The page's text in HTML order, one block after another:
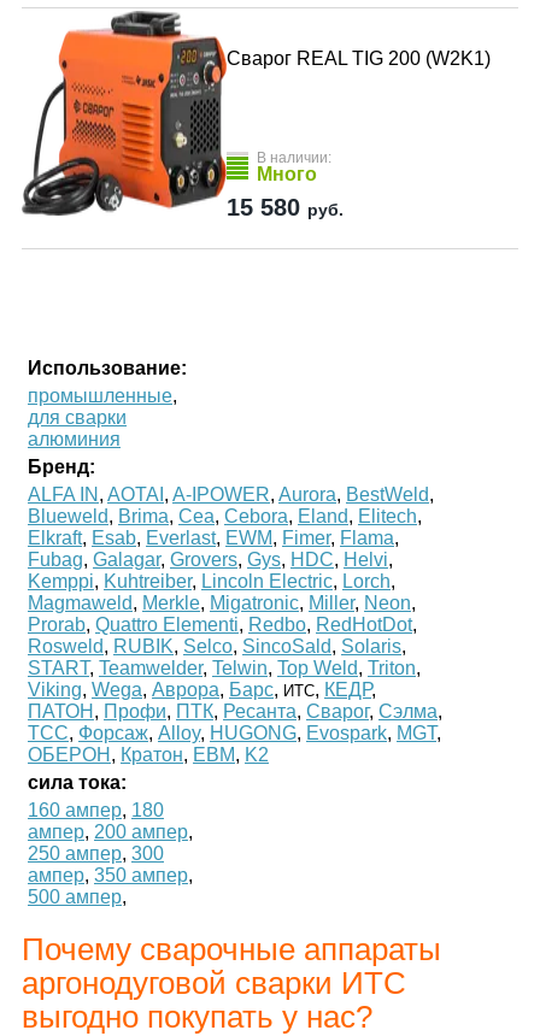
Сварог REAL TIG 200 (W2K1)
В наличии:
Много
15 580 руб.
Использование:
промышленные,
для сварки
алюминия
Бренд:
ALFA IN , AOTAI , A-IPOWER, Aurora, BestWeld,
Blueweld, Brima, Cea, Cebora, Eland, Elitech,
Elkraft, Esab, Everlast, EWM, Fimer, Flama,
Fubag, Galagar, Grovers, Gys, HDC, Helvi,
Kemppi, Kuhtreiber, Lincoln Electric, Lorch,
Magmaweld, Merkle, Migatronic, Miller, Neon,
Prorab, Quattro Elementi, Redbo, RedHotDot,
Rosweld, RUBIK, Selco, SincoSald, Solaris,
START, Teamwelder, Telwin, Top Weld, Triton,
Viking, Wega, Аврора, Барс, ИТС, КЕДР,
ПАТОН , Профи, ПТК, Ресанта, Сварог, Сэлма,
ТСС, Форсаж, Alloy, HUGONG, Evospark, MGT,
ОБЕРОН , Кратон, ЕВМ, K2
сила тока:
160 ампер, 180
ампер, 200 ампер,
250 ампер, 300
ампер, 350 ампер,
500 ампер,
Почему сварочные аппараты
аргонодуговой сварки ИТС
выгодно покупать у нас?